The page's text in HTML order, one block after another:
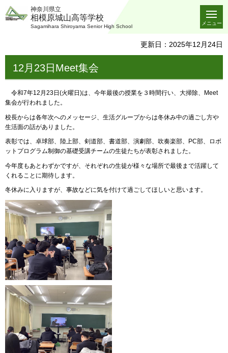
神奈川県立
相模原城山高等学校
Sagamihara Shiroyama Senior High School
メニュー
更新日：2025年12月24日
12月23日Meet集会
令和7年12月23日(火曜日)は、今年最後の授業を３時間行い、大掃除、Meet
集会が行われました。
校長からは各年次へのメッセージ、生活グループからは冬休み中の過ごし方や
生活面の話がありました。
表彰では、卓球部、陸上部、剣道部、書道部、演劇部、吹奏楽部、PC部、ロボ
ットプログラム制御の基礎受講チームの生徒たちが表彰されました。
今年度もあとわずかですが、それぞれの生徒が様々な場所で最後まで活躍して
くれることに期待します。
冬休みに入りますが、事故などに気を付けて過ごしてほしいと思います。